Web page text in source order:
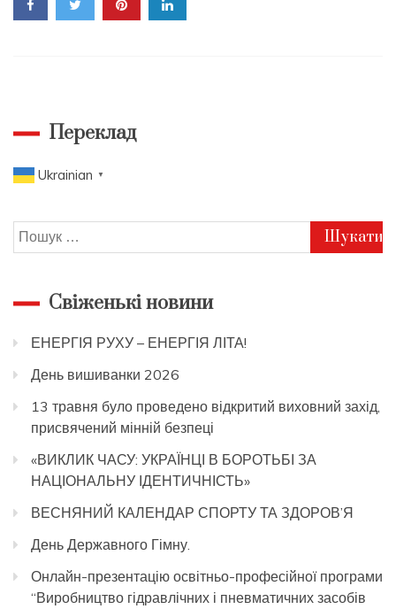
Переклад
Ukrainian ▼
Пошук:
Свіженькі новини
ЕНЕРГІЯ РУХУ – ЕНЕРГІЯ ЛІТА!
День вишиванки 2026
13 травня було проведено відкритий виховний захід,
присвячений мінній безпеці
«ВИКЛИК ЧАСУ: УКРАЇНЦІ В БОРОТЬБІ ЗА
НАЦІОНАЛЬНУ ІДЕНТИЧНІСТЬ»
ВЕСНЯНИЙ КАЛЕНДАР СПОРТУ ТА ЗДОРОВ’Я
День Державного Гімну.
Онлайн-презентацію освітньо-професійної програми
“Виробництво гідравлічних і пневматичних засобів